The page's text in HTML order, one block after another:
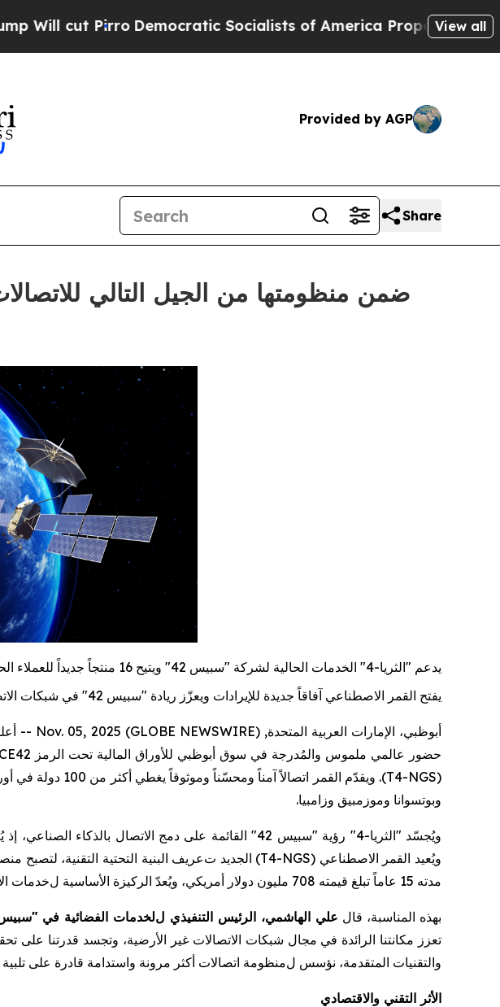
Democratic Socialists of America Propose Radical Overhaul
View all
Provided by AGP
Share
يدعم "الثريا-4" الخدمات الحالية لشركة "سبيس 42"
ويتيح 16 منتجاً جديداً للعملاء الحكوميين والمؤسسات عبر ثلاث قارات
يفتح القمر الاصطناعي آفاقاً جديدة للإيرادات ويعزّز ريادة "سبيس 42" في شبكات الاتصالات غير الأرضية
أبوظبي، الإمارات العربية المتحدة, Nov. 05, 2025 (GLOBE NEWSWIRE) --
حضور عالمي ملموس والمُدرجة في سوق أبوظبي للأوراق المالية تحت الرمز
(
T4-NGS
). ويقدّم القمر
وبوتسوانا وموزمبيق وزامبيا.
ويُجسّد "الثريا-4" رؤية "سبيس 42 "القائمة على دمج الاتصال بالذكاء الصناعي، إذ
ويُعيد القمر الاصطناعي (T4-NGS) الجديد تعريف البنية التحتية التقنية، لتصبح
مدته 15 عاماً تبلغ قيمته
708 مليون دولار أمريكي، ويُعدّ الركيزة الأساسية لخدمات
بهذه المناسبة، قال علي الهاشمي، الرئيس التنفيذي للخدمات الفضائية في "سبيس
تعزز مكانتنا الر ائدة في مجال شبكات الاتصالات غير الأرضية، وتجسد قدرتنا على
والتقنيات المتقدمة، نؤسس لمنظومة اتصالات أكثر مرونة واستدامة قادرة على
الأثر التقني والاقتصادي